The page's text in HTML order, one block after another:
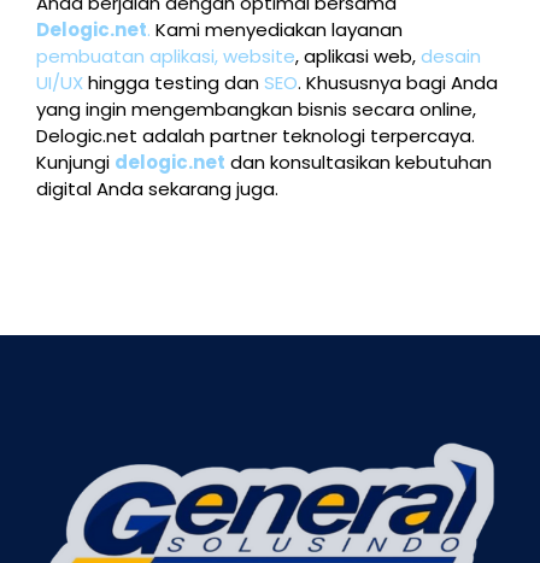
Delogic.net. Kami menyediakan layanan
pembuatan aplikasi,website, aplikasi web,desain
UI/UXhingga testing danSEO. Khususnya bagi Anda
yang ingin mengembangkan bisnis secara online,
Delogic.net adalah partner teknologi terpercaya.
Kunjungi delogic.net dan konsultasikan kebutuhan
digital Anda sekarang juga.